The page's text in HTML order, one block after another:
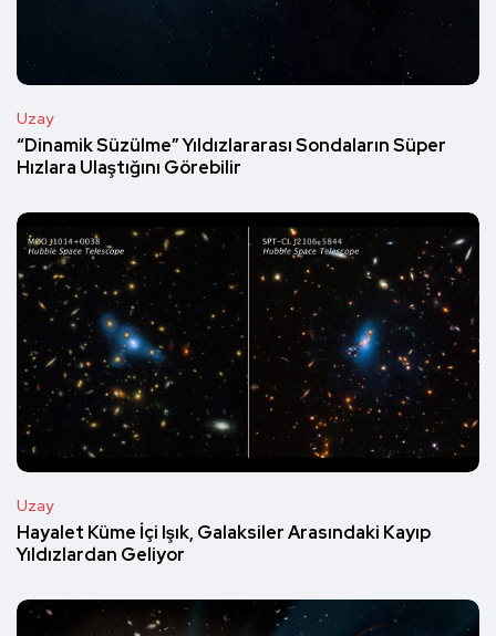
Uzay
“Dinamik Süzülme” Yıldızlararası Sondaların Süper
Hızlara Ulaştığını Görebilir
Uzay
Hayalet Küme İçi Işık, Galaksiler Arasındaki Kayıp
Yıldızlardan Geliyor